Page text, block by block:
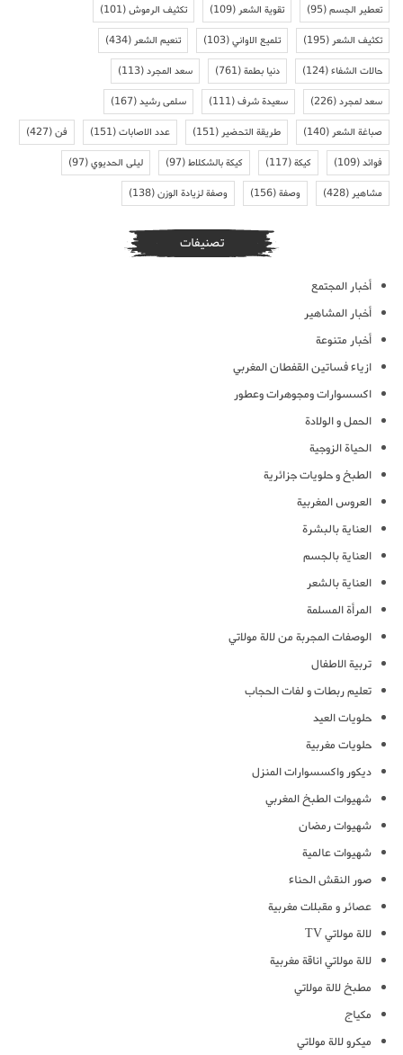
تعطير الجسم(95) تقوية الشعر(109) تكثيف الرموش(101)
تكثيف الشعر(195) تلميع الاواني(103) تنعيم الشعر(434)
حالات الشفاء(124) دنيا بطمة(761) سعد المجرد(113)
سعد لمجرد(226) سعيدة شرف(111) سلمى رشيد(167)
صباغة الشعر(140) طريقة التحضير(151) عدد الاصابات(151) فن(427)
فوائد(109) كيكة(117) كيكة بالشكلاط(97) ليلى الحديوي(97)
مشاهير(428) وصفة(156) وصفة لزيادة الوزن(138)
تصنيفات
أخبار المجتمع
أخبار المشاهير
أخبار متنوعة
ازياء فساتين القفطان المغربي
اكسسوارات ومجوهرات وعطور
الحمل و الولادة
الحياة الزوجية
الطبخ و حلويات جزائرية
العروس المغربية
العناية بالبشرة
العناية بالجسم
العناية بالشعر
المرأة المسلمة
الوصفات المجربة من لالة مولاتي
تربية الاطفال
تعليم ربطات و لفات الحجاب
حلويات العيد
حلويات مغربية
ديكور واكسسوارات المنزل
شهيوات الطبخ المغربي
شهيوات رمضان
شهيوات عالمية
صور النقش الحناء
عصائر و مقبلات مغربية
لالة مولاتي TV
لالة مولاتي اناقة مغربية
مطبخ لالة مولاتي
مكياج
ميكرو لالة مولاتي